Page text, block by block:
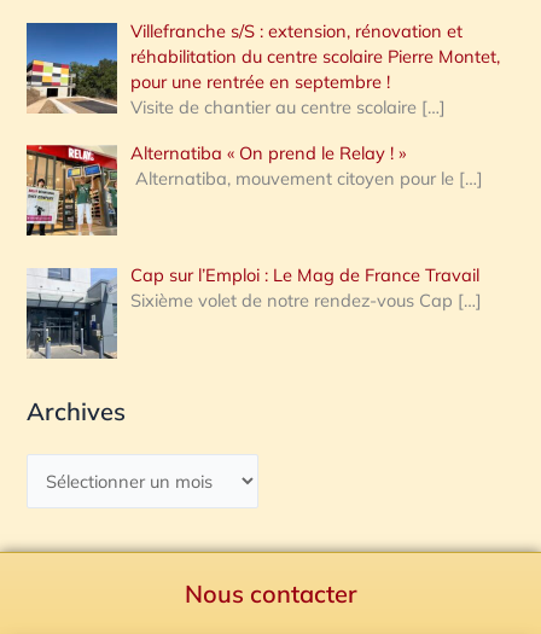
Villefranche s/S : extension, rénovation et
réhabilitation du centre scolaire Pierre Montet,
pour une rentrée en septembre !
Visite de chantier au centre scolaire […]
Alternatiba « On prend le Relay ! »
Alternatiba, mouvement citoyen pour le […]
Cap sur l’Emploi : Le Mag de France Travail
Sixième volet de notre rendez-vous Cap […]
Archives
Nous contacter